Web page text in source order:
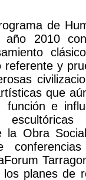
de
año 2010
y
que
e
la Obra
planes de